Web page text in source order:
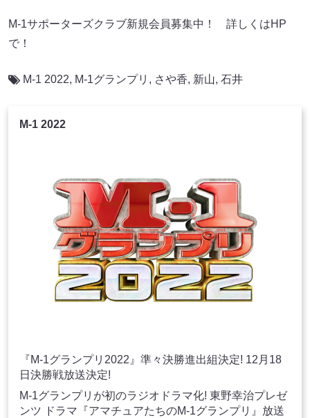
M-1サポーターズクラブ新規会員募集中！ 詳しくはHP
で！
M-1 2022, M-1グランプリ , さや香, 新山, 石井
M-1 2022
『M-1グランプリ2022』準々決勝進出組決定! 12月18
日決勝戦放送決定!
M-1グランプリが初のラジオドラマ化! 東野幸治プレゼ
ンツ ドラマ『アマチュアたちのM-1グランプリ』放送